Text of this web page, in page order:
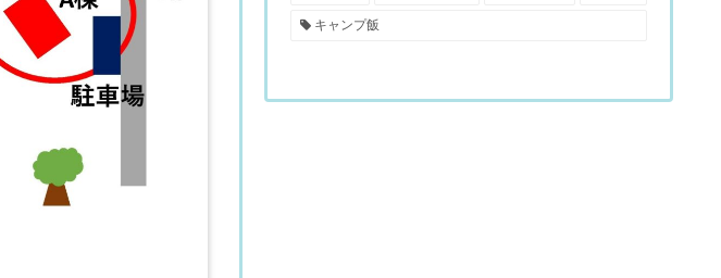
キャンプ飯